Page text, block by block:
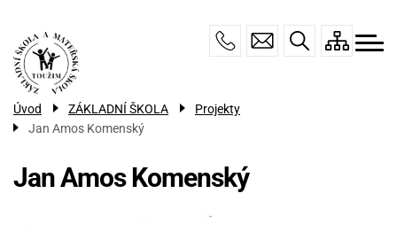
hlavnímu
obsahu
navigace
TŘÍDA ZŠS
ŠKOLNÍ DRUŽINA
MŠ DOMEČEK
ÚŘEDNÍ DESKA
Úvod ZÁKLADNÍ ŠKOLA
Projekty
Jan Amos Komenský
Jan Amos Komenský